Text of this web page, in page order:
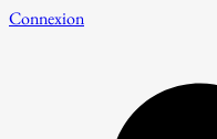
Connexion